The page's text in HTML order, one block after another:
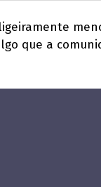
que a